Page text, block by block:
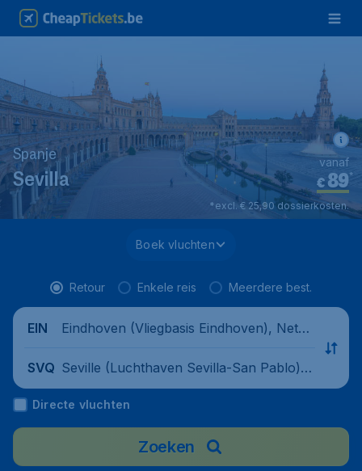
Spanje
Sevilla €89*
vanaf
*excl. € 25,90 dossierkosten.
Boek vluchten
Retour Enkele reis Meerdere best.
EIN
Eindhoven (Vliegbasis Eindhoven), Nethe
SVQ Seville (Luchthaven Sevilla-San Pablo),
Spain
Directe vluchten
Zoeken